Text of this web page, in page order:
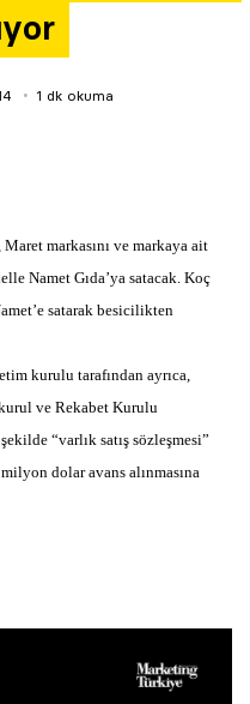
1 dk okuma
markasını ve markaya ait
Namet Gıda’ya satacak. Koç
satarak besicilikten
kurulu tarafından ayrıca,
ve Rekabet Kurulu
“varlık satış sözleşmesi”
dolar avans alınmasına